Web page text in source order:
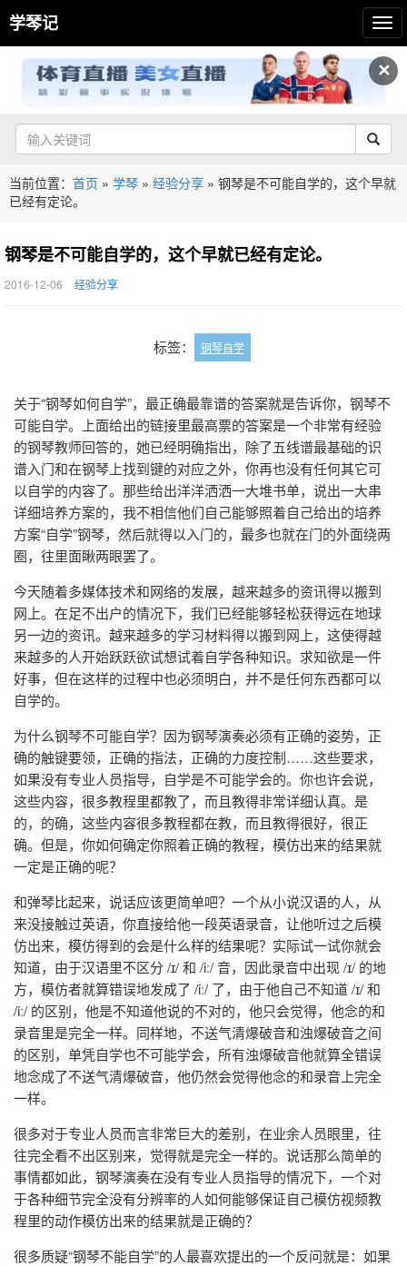
✕
学琴记
当前位置： 首页 » 学琴 » 经验分享 » 钢琴是不可能自学的，这个早就
已经有定论。
钢琴是不可能自学的，这个早就已经有定论。
2016-12-06 经验分享
标签： 钢琴自学
关于“钢琴如何自学”，最正确最靠谱的答案就是告诉你，钢琴不
可能自学。上面给出的链接里最高票的答案是一个非常有经验
的钢琴教师回答的，她已经明确指出，除了五线谱最基础的识
谱入门和在钢琴上找到键的对应之外，你再也没有任何其它可
以自学的内容了。那些给出洋洋洒洒一大堆书单，说出一大串
详细培养方案的，我不相信他们自己能够照着自己给出的培养
方案“自学”钢琴，然后就得以入门的，最多也就在门的外面绕两
圈，往里面瞅两眼罢了。
今天随着多媒体技术和网络的发展，越来越多的资讯得以搬到
网上。在足不出户的情况下，我们已经能够轻松获得远在地球
另一边的资讯。越来越多的学习材料得以搬到网上，这使得越
来越多的人开始跃跃欲试想试着自学各种知识。求知欲是一件
好事，但在这样的过程中也必须明白，并不是任何东西都可以
自学的。
为什么钢琴不可能自学？因为钢琴演奏必须有正确的姿势，正
确的触键要领，正确的指法，正确的力度控制……这些要求，
如果没有专业人员指导，自学是不可能学会的。你也许会说，
这些内容，很多教程里都教了，而且教得非常详细认真。是
的，的确，这些内容很多教程都在教，而且教得很好，很正
确。但是，你如何确定你照着正确的教程，模仿出来的结果就
一定是正确的呢？
和弹琴比起来，说话应该更简单吧？一个从小说汉语的人，从
来没接触过英语，你直接给他一段英语录音，让他听过之后模
仿出来，模仿得到的会是什么样的结果呢？实际试一试你就会
知道，由于汉语里不区分 /ɪ/ 和 /iː/ 音，因此录音中出现 /ɪ/ 的地
方，模仿者就算错误地发成了 /iː/ 了，由于他自己不知道 /ɪ/ 和
/iː/ 的区别，他是不知道他说的不对的，他只会觉得，他念的和
录音里是完全一样。同样地，不送气清爆破音和浊爆破音之间
的区别，单凭自学也不可能学会，所有浊爆破音他就算全错误
地念成了不送气清爆破音，他仍然会觉得他念的和录音上完全
一样。
很多对于专业人员而言非常巨大的差别，在业余人员眼里，往
往完全看不出区别来，觉得就是完全一样的。说话那么简单的
事情都如此，钢琴演奏在没有专业人员指导的情况下，一个对
于各种细节完全没有分辨率的人如何能够保证自己模仿视频教
程里的动作模仿出来的结果就是正确的？
很多质疑“钢琴不能自学”的人最喜欢提出的一个反问就是：如果